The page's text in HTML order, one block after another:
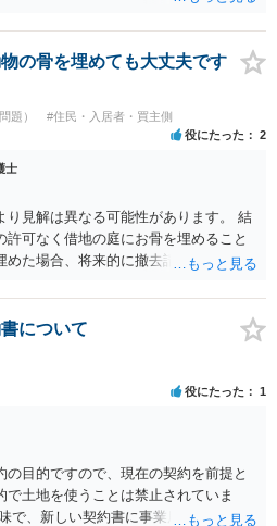
はありません。 ただ、解除まで認めら
係が破壊されたかどうかで判断されま
に大きく改築する等までなさらない限
いかもしれません。 しかしそれでも、
来の更新時に更新料の上乗せを要求
ったりする可能性は否定できませ
の骨を埋めても大丈夫です
題） #住民・入居者・買主側
役にたった 2
士
見解は異なる可能性があります。 結
可なく借地の庭にお骨を埋めること
めた場合、将来的に撤去請求や退去時
る行為自体は墓地埋葬法違反や不法投
なるわけではありません。しかし、建
も、土地の所有権はあくまで地主にあ
お骨を埋める行為は、他人の所有権
の善管注意義務違反とみなされる可
るか、土地に直接埋めずに大きめの鉢
」や、ペット霊園等への納骨を検討
について
役にたった 1
の目的ですので、現在の契約を前提と
で土地を使うことは禁止されていま
で、新しい契約書に事業用として用い